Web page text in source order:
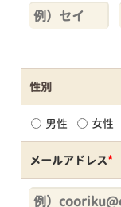
性別
男性 女性
メールアドレス*